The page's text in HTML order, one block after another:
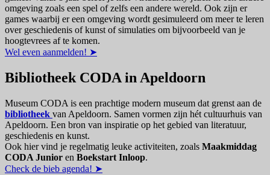
omgeving zoals een spel of zelfs een andere wereld. Ook zijn er
games waarbij er een omgeving wordt gesimuleerd om meer te leren
over geschiedenis of kunst of simulaties om bijvoorbeeld van je
hoogtevrees af te komen.
Wel even aanmelden! ➤
Bibliotheek CODA in Apeldoorn
Museum CODA is een prachtige modern museum dat grenst aan de
bibliotheek van Apeldoorn. Samen vormen zijn hét cultuurhuis van
Apeldoorn. Een bron van inspiratie op het gebied van literatuur,
geschiedenis en kunst.
Ook hier vind je regelmatig leuke activiteiten, zoals Maakmiddag
CODA Junior en Boekstart Inloop.
Check de bieb agenda! ➤